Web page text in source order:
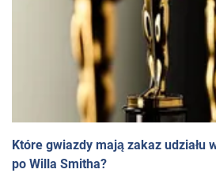
Które gwiazdy mają zakaz udziału
po Willa Smitha?